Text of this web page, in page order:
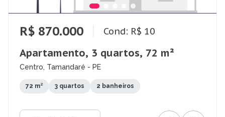
R$ 870.000 Cond: R$ 10
Apartamento, 3 quartos, 72 m²
Centro, Tamandaré - PE
72 m² 3 quartos 2 banheiros